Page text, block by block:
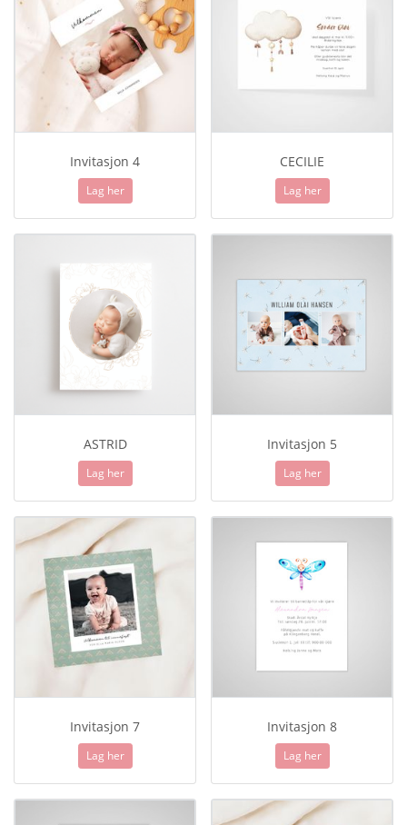
Invitasjon 4
Lag her
CECILIE
Lag her
ASTRID
Lag her
Invitasjon 5
Lag her
Invitasjon 7
Lag her
Invitasjon 8
Lag her